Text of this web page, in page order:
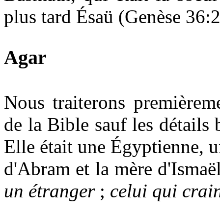
plus tard Ésaü (Genèse
Agar
Nous traiterons
de la Bible sauf les détails
Elle était une Égyptienne,
d'Abram et la mère
un étranger ; celui qui